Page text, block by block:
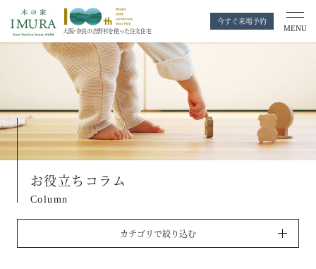
大阪・奈良の吉野杉を使った注文住宅
今すぐ来場予約
MENU
お役立ちコラム
Column
カテゴリで絞り込む